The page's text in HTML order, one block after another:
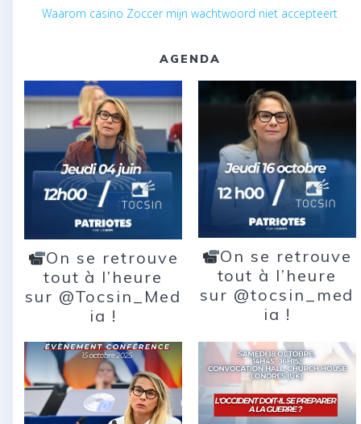
Waarom casino Zoccer mijn wachtwoord niet accepteert
AGENDA
On se retrouve
tout à l’heure
sur @Tocsin_Med
ia !
On se retrouve
tout à l’heure
sur @tocsin_med
ia !